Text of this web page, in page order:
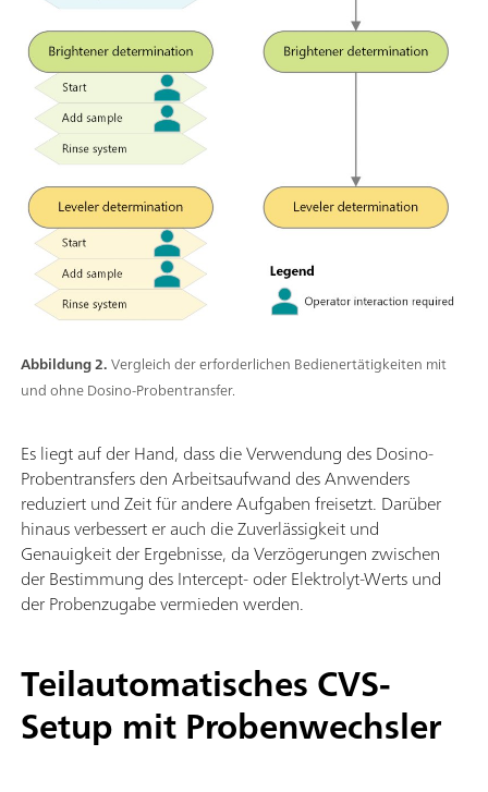
Abbildung 2.Vergleich der erforderlichen Bedienertätigkeiten mit
und ohne Dosino-Probentransfer.
Es liegt auf der Hand, dass die Verwendung des Dosino-
Probentransfers den Arbeitsaufwand des Anwenders
reduziert und Zeit für andere Aufgaben freisetzt. Darüber
hinaus verbessert er auch die Zuverlässigkeit und
Genauigkeit der Ergebnisse, da Verzögerungen zwischen
der Bestimmung des Intercept- oder Elektrolyt-Werts und
der Probenzugabe vermieden werden.
Teilautomatisches CVS-
Setup mit Probenwechsler